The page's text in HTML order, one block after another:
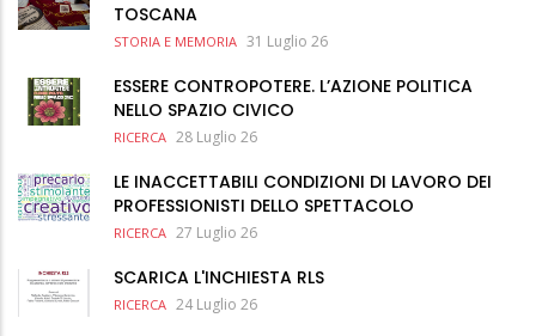
TOSCANA
STORIA E MEMORIA 31 Luglio 26
ESSERE CONTROPOTERE. L’AZIONE POLITICA
NELLO SPAZIO CIVICO
RICERCA 28 Luglio 26
LE INACCETTABILI CONDIZIONI DI LAVORO DEI
PROFESSIONISTI DELLO SPETTACOLO
RICERCA 27 Luglio 26
SCARICA L'INCHIESTA RLS
RICERCA 24 Luglio 26